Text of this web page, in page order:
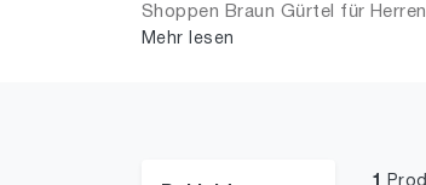
Shoppen Braun Gürtel für
Männer!
Mehr lesen